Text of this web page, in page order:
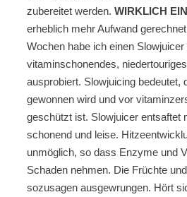
zubereitet werden. WIRKLICH
erheblich mehr Aufwand
Wochen habe ich einen Slowjuicer
vitaminschonendes,
ausprobiert. Slowjuicing bedeutet,
gewonnen wird und vor
geschützt ist. Slowjuicer entsaftet
schonend und leise.
unmöglich, so dass Enzyme und
Schaden nehmen. Die Früchte
sozusagen ausgewrungen. Hört